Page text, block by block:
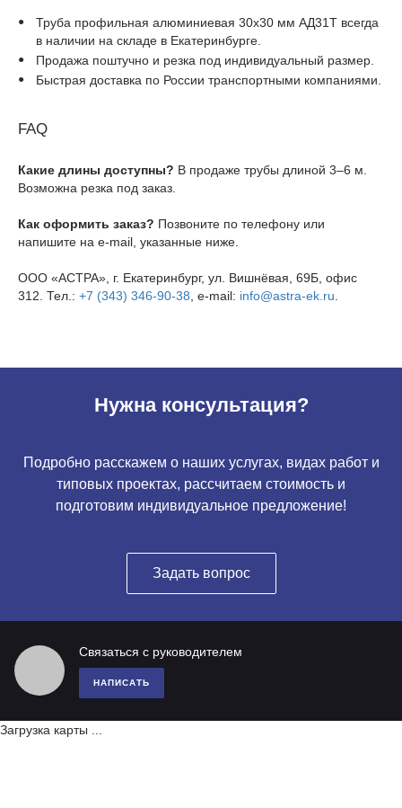
Труба профильная алюминиевая 30х30 мм АД31Т всегда
в наличии на складе в Екатеринбурге.
Продажа поштучно и резка под индивидуальный размер.
Быстрая доставка по России транспортными компаниями.
FAQ
Какие длины доступны? В продаже трубы длиной 3–6 м.
Возможна резка под заказ.
Как оформить заказ? Позвоните по телефону или
напишите на e-mail, указанные ниже.
ООО «АСТРА», г. Екатеринбург, ул. Вишнёвая, 69Б, офис
312. Тел.: +7 (343) 346-90-38 , e-mail: info@astra-ek.ru
Нужна консультация?
Подробно расскажем о наших услугах, видах работ и
типовых проектах, рассчитаем стоимость и
подготовим индивидуальное предложение!
Задать вопрос
Связаться с руководителем
НАПИСАТЬ
Загрузка карты ...